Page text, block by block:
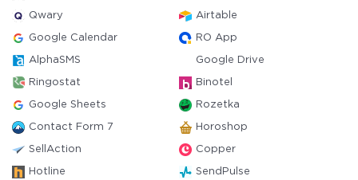
Qwary Airtable
Google Calendar RO App
AlphaSMS Google Drive
Ringostat Binotel
Google Sheets Rozetka
Contact Form 7 Horoshop
SellAction Copper
Hotline SendPulse